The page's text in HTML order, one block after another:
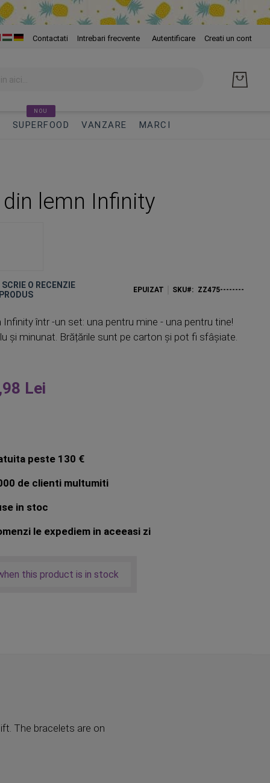
to
Contactati Intrebari frecvente Autentificare Creati un cont
SUPERFOOD
NOU
VANZARE MARCI
lemn Infinity
O RECENZIE
EPUIZAT SKU ZZ475--------
Infinity într -un set: una pentru mine - una pentru tine!
și minunat. Brățările sunt pe carton și pot fi sfâșiate.
Lei
peste 130 €
de clienti multumiti
in stoc
le expediem in aceeasi zi
this product is in stock
The bracelets are on